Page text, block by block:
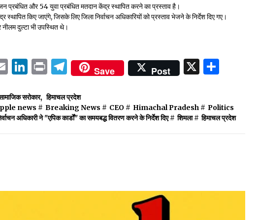
प्रबंधित और 54 युवा प्रबंधित मतदान केंद्र स्थापित करने का प्रस्ताव है।
किए जाएंगे, जिसके लिए जिला निर्वाचन अधिकारियों को प्रस्ताव भेजने के निर्देश दिए गए।
नीलम दुल्टा भी उपस्थित थे।
EmailLinkedIn
PrintTelegram
Save Post X
सरोकार, हिमाचल प्रदेश
news # Breaking News # CEO # Himachal Pradesh # Politics
अधिकारी ने "एपिक कार्डों" का समयबद्ध वितरण करने के निर्देश दिए# शिमला# हिमाचल प्रदेश